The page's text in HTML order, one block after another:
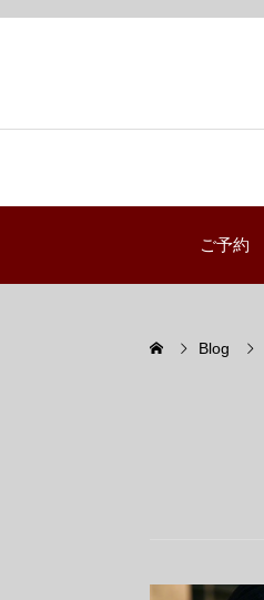
ご予約
Blog